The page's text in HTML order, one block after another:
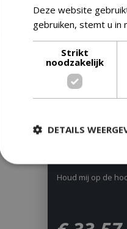
Houd mij op de
Deze website
gebruiken, stemt u in
Strikt
noodzakelijk
DETAILS
accountbeheer. De